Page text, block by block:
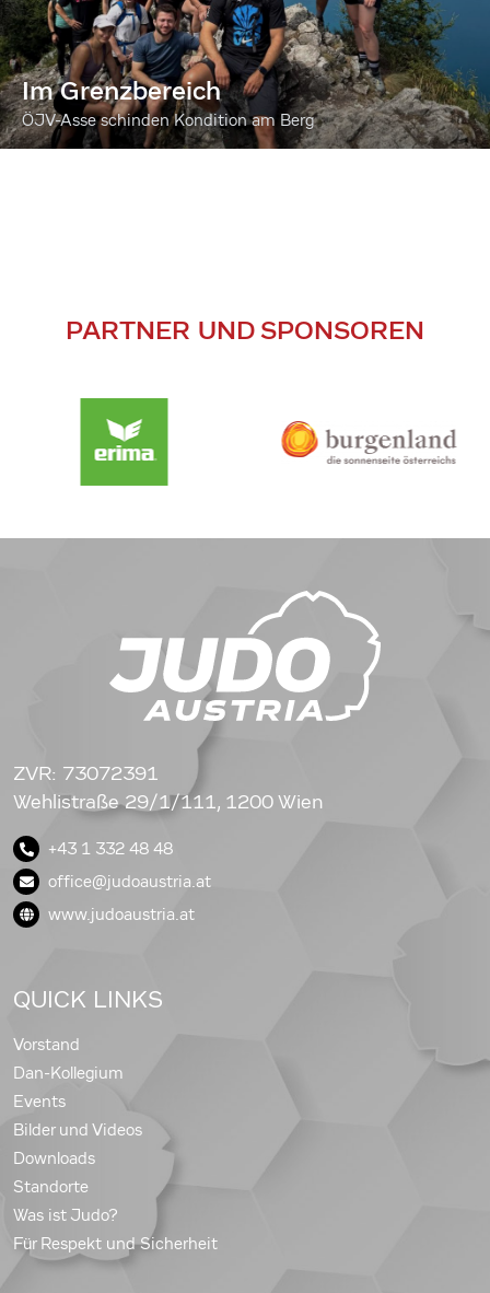
Im Grenzbereich
ÖJV-Asse schinden Kondition am Berg
PARTNER UND SPONSOREN
ZVR: 73072391
Wehlistraße 29/1/111, 1200 Wien
+43 1 332 48 48
office@judoaustria.at
www.judoaustria.at
QUICK LINKS
Vorstand
Dan-Kollegium
Events
Bilder und Videos
Downloads
Standorte
Was ist Judo?
Für Respekt und Sicherheit